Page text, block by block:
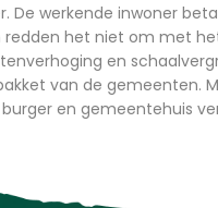
werkende inwoner
redden het niet om met
en
van de gemeenten.
en gemeentehuis